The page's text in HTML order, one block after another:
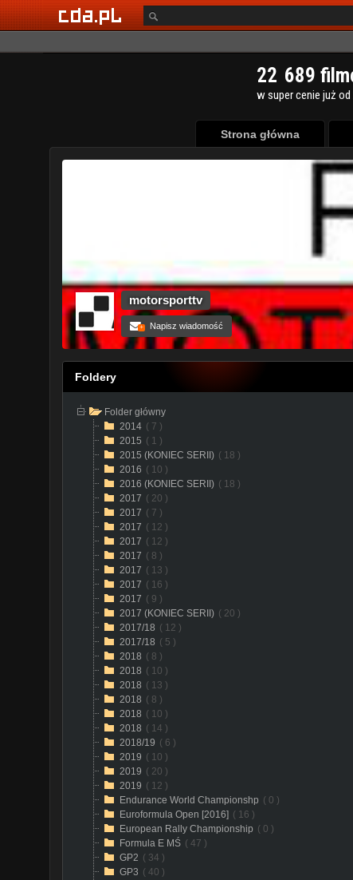
Strona główna
motorsporttv
+ Napisz wiadomość
Foldery
Folder główny
2014 ( 7 )
2015 ( 1 )
2015 (KONIEC SERII) ( 18 )
2016 ( 10 )
2016 (KONIEC SERII) ( 18 )
2017 ( 20 )
2017 ( 7 )
2017 ( 12 )
2017 ( 12 )
2017 ( 8 )
2017 ( 13 )
2017 ( 16 )
2017 ( 9 )
2017 (KONIEC SERII) ( 20 )
2017/18 ( 12 )
2017/18 ( 5 )
2018 ( 8 )
2018 ( 10 )
2018 ( 13 )
2018 ( 8 )
2018 ( 10 )
2018 ( 14 )
2018/19 ( 6 )
2019 ( 10 )
2019 ( 20 )
2019 ( 12 )
Endurance World Championshp ( 0 )
Euroformula Open [2016] ( 16 )
European Rally Championship ( 0 )
Formula E MŚ ( 47 )
GP2 ( 34 )
GP3 ( 40 )